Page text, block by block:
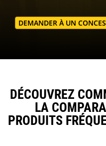
DEMANDER À UN
DÉCOUVREZ
LA
PRODUITS